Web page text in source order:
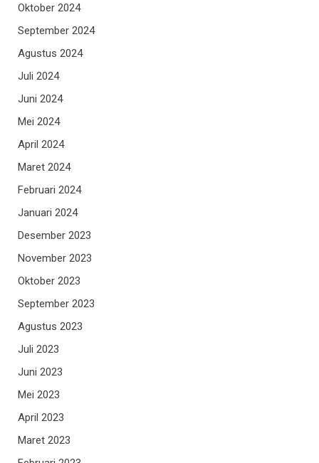
Oktober 2024
September 2024
Agustus 2024
Juli 2024
Juni 2024
Mei 2024
April 2024
Maret 2024
Februari 2024
Januari 2024
Desember 2023
November 2023
Oktober 2023
September 2023
Agustus 2023
Juli 2023
Juni 2023
Mei 2023
April 2023
Maret 2023